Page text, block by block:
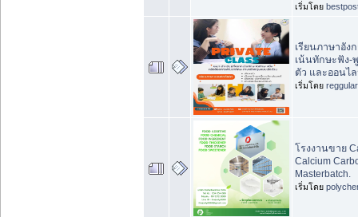
เริ่มโดย
เรียนภาษาอั
เน้นทักษะฟัง-
ตัว และออนไ
เริ่มโดย
โรงงานขาย
Calcium
Masterbatch.
เริ่มโดย